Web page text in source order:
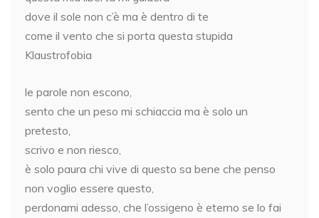
dove il sole non c’è ma è dentro di te
come il vento che si porta questa stupida
Klaustrofobia
le parole non escono,
sento che un peso mi schiaccia ma è solo un
pretesto,
scrivo e non riesco,
è solo paura chi vive di questo sa bene che penso
non voglio essere questo,
perdonami adesso, che l’ossigeno è eterno se lo fai